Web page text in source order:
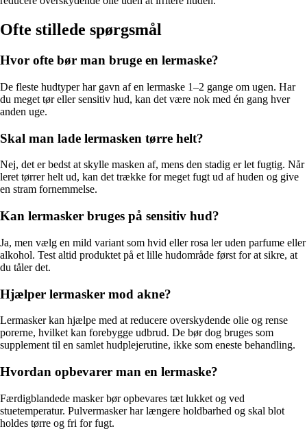
Ofte stillede spørgsmål
Hvor ofte bør man bruge en lermaske?
De fleste hudtyper har gavn af en lermaske 1–2 gange om ugen. Har
du meget tør eller sensitiv hud, kan det være nok med én gang hver
anden uge.
Skal man lade lermasken tørre helt?
Nej, det er bedst at skylle masken af, mens den stadig er let fugtig. Når
leret tørrer helt ud, kan det trække for meget fugt ud af huden og give
en stram fornemmelse.
Kan lermasker bruges på sensitiv hud?
Ja, men vælg en mild variant som hvid eller rosa ler uden parfume eller
alkohol. Test altid produktet på et lille hudområde først for at sikre, at
du tåler det.
Hjælper lermasker mod akne?
Lermasker kan hjælpe med at reducere overskydende olie og rense
porerne, hvilket kan forebygge udbrud. De bør dog bruges som
supplement til en samlet hudplejerutine, ikke som eneste behandling.
Hvordan opbevarer man en lermaske?
Færdigblandede masker bør opbevares tæt lukket og ved
stuetemperatur. Pulvermasker har længere holdbarhed og skal blot
holdes tørre og fri for fugt.